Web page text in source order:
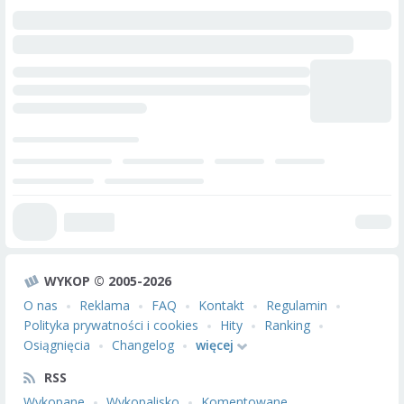
WYKOP © 2005-2026
O nas
Reklama FAQ Kontakt
Regulamin
Polityka prywatności i cookies
Hity
Ranking
Osiągnięcia
Changelog
więcej
RSS